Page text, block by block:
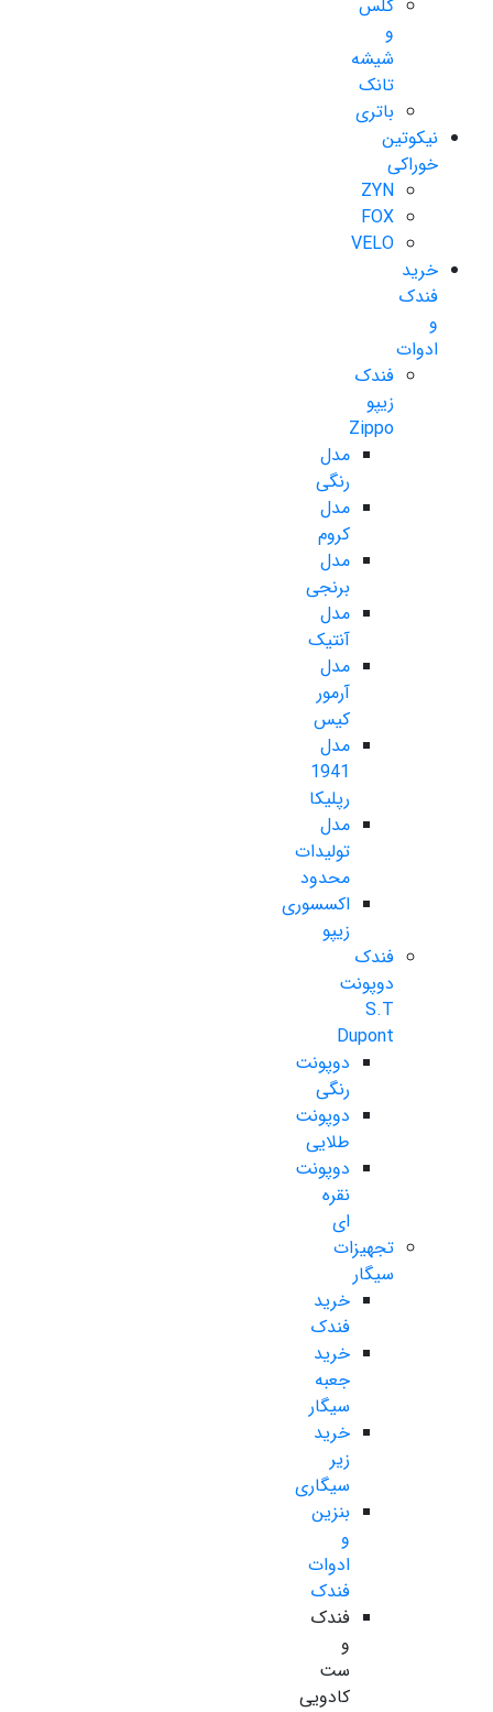
گلس
و
شیشه
تانک
باتری
نیکوتین
خوراکی
ZYN
FOX
VELO
خرید
فندک
و
ادوات
فندک
زیپو
Zippo
مدل
رنگی
مدل
کروم
مدل
برنجی
مدل
آنتیک
مدل
آرمور
کیس
مدل
1941
رپلیکا
مدل
تولیدات
محدود
اکسسوری
زیپو
فندک
دوپونت
S.T
Dupont
دوپونت
رنگی
دوپونت
طلایی
دوپونت
نقره
ای
تجهیزات
سیگار
خرید
فندک
خرید
جعبه
سیگار
خرید
زیر
سیگاری
بنزین
و
ادوات
فندک
فندک
و
ست
کادویی